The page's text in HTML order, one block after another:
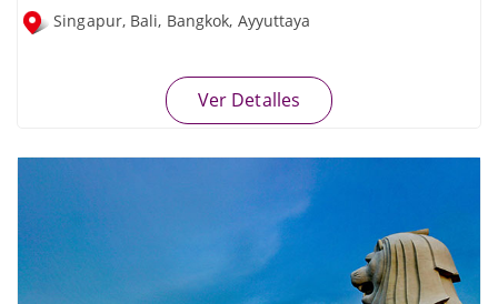
Singapur, Bali, Bangkok, Ayyuttaya
Ver Detalles